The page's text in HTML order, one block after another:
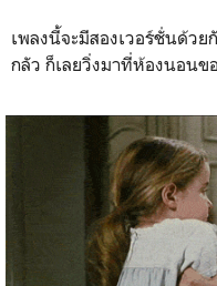
เพลงนี้จะมีสองเวอร์ชั่นด้
กลัว ก็เลยวิ่งมาที่ห้องนอนข